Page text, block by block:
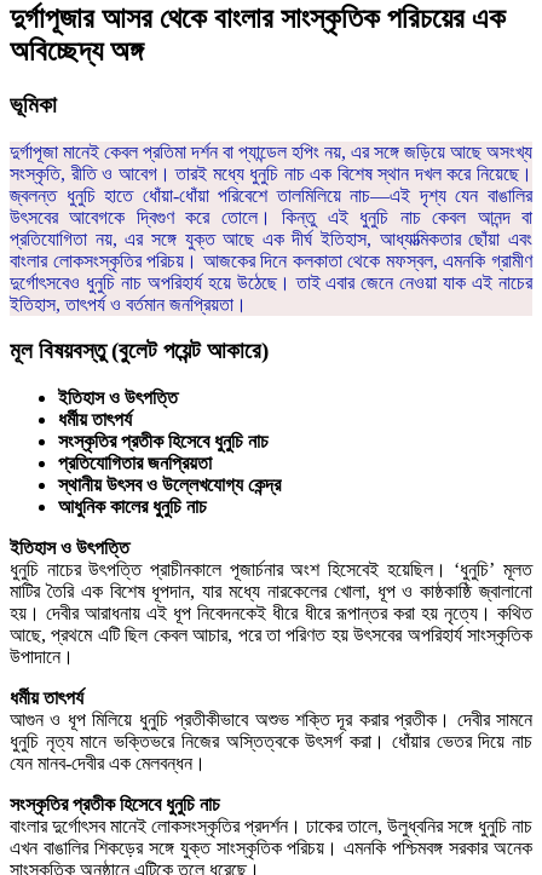
দুর্গাপূজার আসর থেকে বাংলার সাংস্কৃতিক পরিচয়ের এক
অবিচ্ছেদ্য অঙ্গ
ভূমিকা
দুর্গাপূজা মানেই কেবল প্রতিমা দর্শন বা প্যান্ডেল হপিং নয়, এর সঙ্গে জড়িয়ে আছে অসংখ্য
সংস্কৃতি, রীতি ও আবেগ। তারই মধ্যে ধুনুচি নাচ এক বিশেষ স্থান দখল করে নিয়েছে।
জ্বলন্ত ধুনুচি হাতে ধোঁয়া-ধোঁয়া পরিবেশে তালমিলিয়ে নাচ—এই দৃশ্য যেন বাঙালির
উৎসবের আবেগকে দ্বিগুণ করে তোলে। কিন্তু এই ধুনুচি নাচ কেবল আনন্দ বা
প্রতিযোগিতা নয়, এর সঙ্গে যুক্ত আছে এক দীর্ঘ ইতিহাস, আধ্যাত্মিকতার ছোঁয়া এবং
বাংলার লোকসংস্কৃতির পরিচয়। আজকের দিনে কলকাতা থেকে মফস্বল, এমনকি গ্রামীণ
দুর্গোৎসবেও ধুনুচি নাচ অপরিহার্য হয়ে উঠেছে। তাই এবার জেনে নেওয়া যাক এই নাচের
ইতিহাস, তাৎপর্য ও বর্তমান জনপ্রিয়তা।
মূল বিষয়বস্তু (বুলেট পয়েন্ট আকারে)
ইতিহাস ও উৎপত্তি
ধর্মীয় তাৎপর্য
সংস্কৃতির প্রতীক হিসেবে ধুনুচি নাচ
প্রতিযোগিতার জনপ্রিয়তা
স্থানীয় উৎসব ও উল্লেখযোগ্য কেন্দ্র
আধুনিক কালের ধুনুচি নাচ
ইতিহাস ও উৎপত্তি
ধুনুচি নাচের উৎপত্তি প্রাচীনকালে পূজার্চনার অংশ হিসেবেই হয়েছিল। ‘ধুনুচি’ মূলত
মাটির তৈরি এক বিশেষ ধূপদান, যার মধ্যে নারকেলের খোলা, ধূপ ও কাষ্ঠকাষ্ঠি জ্বালানো
হয়। দেবীর আরাধনায় এই ধূপ নিবেদনকেই ধীরে ধীরে রূপান্তর করা হয় নৃত্যে। কথিত
আছে, প্রথমে এটি ছিল কেবল আচার, পরে তা পরিণত হয় উৎসবের অপরিহার্য সাংস্কৃতিক
উপাদানে।
ধর্মীয় তাৎপর্য
আগুন ও ধূপ মিলিয়ে ধুনুচি প্রতীকীভাবে অশুভ শক্তি দূর করার প্রতীক। দেবীর সামনে
ধুনুচি নৃত্য মানে ভক্তিভরে নিজের অস্তিত্বকে উৎসর্গ করা। ধোঁয়ার ভেতর দিয়ে নাচ
যেন মানব-দেবীর এক মেলবন্ধন।
সংস্কৃতির প্রতীক হিসেবে ধুনুচি নাচ
বাংলার দুর্গোৎসব মানেই লোকসংস্কৃতির প্রদর্শন। ঢাকের তালে, উলুধ্বনির সঙ্গে ধুনুচি নাচ
এখন বাঙালির শিকড়ের সঙ্গে যুক্ত সাংস্কৃতিক পরিচয়। এমনকি পশ্চিমবঙ্গ সরকার অনেক
সাংস্কৃতিক অনুষ্ঠানে এটিকে তুলে ধরেছে।